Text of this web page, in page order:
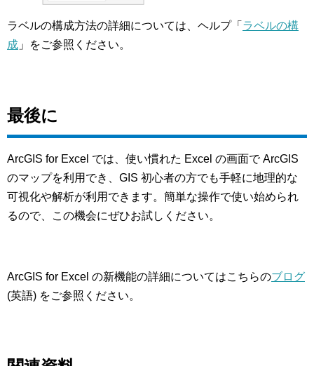
ラベルの構成方法の詳細については、ヘルプ「 ラベルの構
成 」をご参照ください。
最後に
ArcGIS for Excel では、使い慣れた Excel の画面で ArcGIS
のマップを利用でき、GIS 初心者の方でも手軽に地理的な
可視化や解析が利用できます。簡単な操作で使い始められ
るので、この機会にぜひお試しください。
ArcGIS for Excel の新機能の詳細についてはこちらのブログ
(英語) をご参照ください。